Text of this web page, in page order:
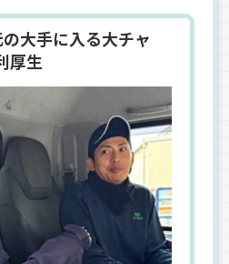
大手に入る大チャ
厚生